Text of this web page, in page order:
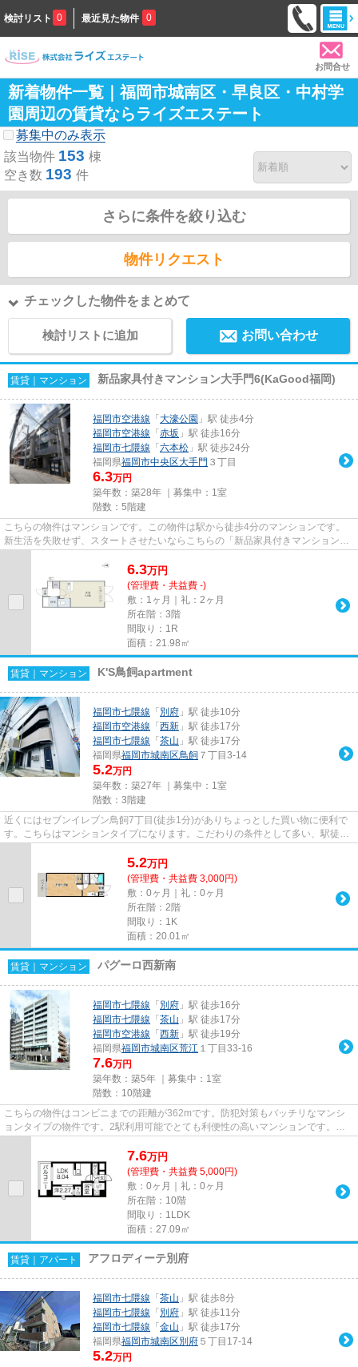
検討リスト 0 最近見た物件 0
お問合せ
新着物件一覧｜福岡市城南区・早良区・中村学
園周辺の賃貸ならライズエステート
募集中のみ表示
該当物件 153 棟
空き数 193 件
さらに条件を絞り込む
物件リクエスト
チェックした物件をまとめて
検討リストに追加 お問い合わせ
賃貸｜マンション 新品家具付きマンション大手門6(KaGood福岡)
福岡市空港線 「 大濠公園 」駅 徒歩4分
福岡市空港線 「 赤坂 」駅 徒歩16分
福岡市七隈線 「 六本松 」駅 徒歩24分
福岡県福岡市中央区大手門 ３丁目
6.3万円
築年数：築28年 ｜募集中： 1室
階数：5階建
こちらの物件はマンションです。この物件は駅から徒歩4分のマンションです。
新生活を失敗せず、スタートさせたいならこちらの「新品家具付きマンション大
6.3万円
(管理費・共益費 -)
敷：1ヶ月｜礼：2ヶ月
所在階：3階
間取り：1R
面積：21.98㎡
賃貸｜マンション K'S鳥飼apartment
福岡市七隈線 「 別府 」駅 徒歩10分
福岡市空港線 「 西新 」駅 徒歩17分
福岡市七隈線 「 茶山 」駅 徒歩17分
福岡県福岡市城南区鳥飼 ７丁目3-14
5.2万円
築年数：築27年 ｜募集中： 1室
階数：3階建
近くにはセブンイレブン鳥飼7丁目(徒歩1分)がありちょっとした買い物に便利で
す。こちらはマンションタイプになります。こだわりの条件として多い、駅徒歩
5.2万円
(管理費・共益費 3,000円)
敷：0ヶ月｜礼：0ヶ月
所在階：2階
間取り：1K
面積：20.01㎡
賃貸｜マンション パグーロ西新南
福岡市七隈線 「 別府 」駅 徒歩16分
福岡市七隈線 「 茶山 」駅 徒歩17分
福岡市空港線 「 西新 」駅 徒歩19分
福岡県福岡市城南区荒江 １丁目33-16
7.6万円
築年数：築5年 ｜募集中： 1室
階数：10階建
こちらの物件はコンビニまでの距離が362mです。防犯対策もバッチリなマンシ
ョンタイプの物件です。2駅利用可能でとても利便性の高いマンションです。共
7.6万円
(管理費・共益費 5,000円)
敷：0ヶ月｜礼：0ヶ月
所在階：10階
間取り：1LDK
面積：27.09㎡
賃貸｜アパート アフロディーテ別府
福岡市七隈線 「 茶山 」駅 徒歩8分
福岡市七隈線 「 別府 」駅 徒歩11分
福岡市七隈線 「 金山 」駅 徒歩17分
福岡県福岡市城南区別府 ５丁目17-14
5.2万円